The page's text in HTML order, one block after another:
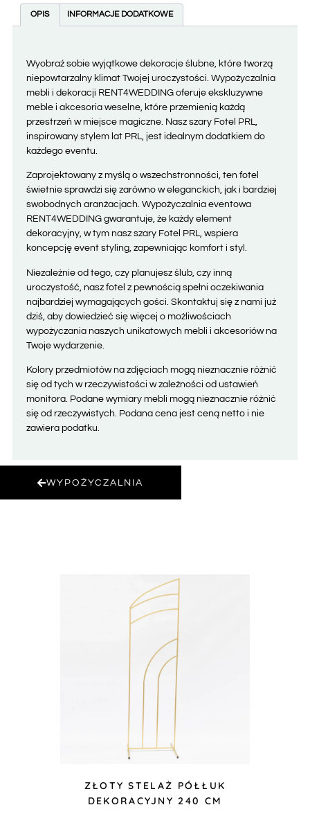
OPIS INFORMACJE DODATKOWE
Wyobraź sobie wyjątkowe dekoracje ślubne, które tworzą
niepowtarzalny klimat Twojej uroczystości. Wypożyczalnia
mebli i dekoracji RENT4WEDDING oferuje ekskluzywne
meble i akcesoria weselne, które przemienią każdą
przestrzeń w miejsce magiczne. Nasz szary Fotel PRL,
inspirowany stylem lat PRL, jest idealnym dodatkiem do
każdego eventu.
Zaprojektowany z myślą o wszechstronności, ten fotel
świetnie sprawdzi się zarówno w eleganckich, jak i bardziej
swobodnych aranżacjach. Wypożyczalnia eventowa
RENT4WEDDING gwarantuje, że każdy element
dekoracyjny, w tym nasz szary Fotel PRL, wspiera
koncepcję event styling, zapewniając komfort i styl.
Niezależnie od tego, czy planujesz ślub, czy inną
uroczystość, nasz fotel z pewnością spełni oczekiwania
najbardziej wymagających gości. Skontaktuj się z nami już
dziś, aby dowiedzieć się więcej o możliwościach
wypożyczania naszych unikatowych mebli i akcesoriów na
Twoje wydarzenie.
Kolory przedmiotów na zdjęciach mogą nieznacznie różnić
się od tych w rzeczywistości w zależności od ustawień
monitora. Podane wymiary mebli mogą nieznacznie różnić
się od rzeczywistych. Podana cena jest ceną netto i nie
zawiera podatku.
WYPOŻYCZALNIA
ZŁOTY STELAŻ PÓŁŁUK
DEKORACYJNY 240 CM